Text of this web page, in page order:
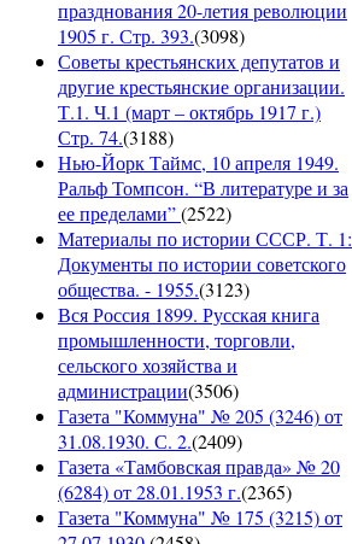
празднования 20-летия революции
1905 г. Стр. 393.(3098)
Советы крестьянских депутатов и
другие крестьянские организации.
Т.1. Ч.1 (март – октябрь 1917 г.)
Стр. 74.(3188)
Нью-Йорк Таймс, 10 апреля 1949.
Ральф Томпсон. “В литературе и за
ее пределами”(2522)
Материалы по истории СССР. Т. 1:
Документы по истории советского
общества. - 1955.(3123)
Вся Россия 1899. Русская книга
промышленности, торговли,
сельского хозяйства и
администрации(3506)
Газета "Коммуна" № 205 (3246) от
31.08.1930. С. 2.(2409)
Газета «Тамбовская правда» № 20
(6284) от 28.01.1953 г.(2365)
Газета "Коммуна" № 175 (3215) от